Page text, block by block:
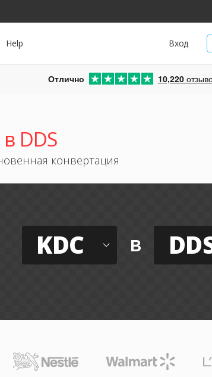
Вход
Help
Отлично 10,220
DDS
конвертация
KDC в